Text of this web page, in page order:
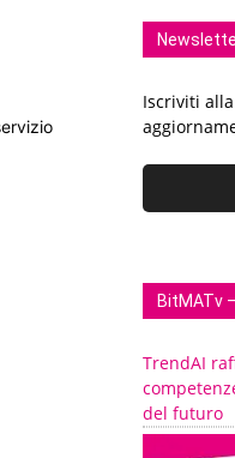
Iscriviti
BitMATv
TrendAI
del futuro